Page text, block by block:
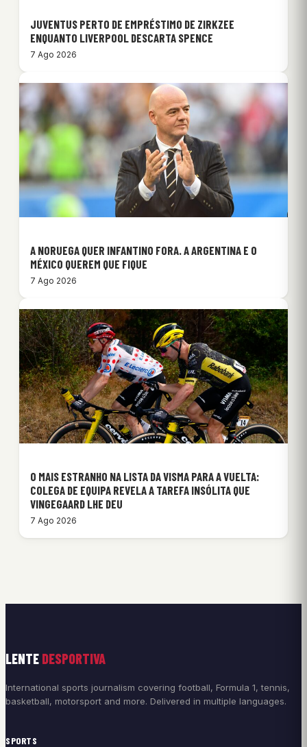
JUVENTUS PERTO DE EMPRÉSTIMO DE ZIRKZEE
ENQUANTO LIVERPOOL DESCARTA SPENCE
7 Ago 2026
A NORUEGA QUER INFANTINO FORA. A ARGENTINA E O
MÉXICO QUEREM QUE FIQUE
7 Ago 2026
O MAIS ESTRANHO NA LISTA DA VISMA PARA A VUELTA:
COLEGA DE EQUIPA REVELA A TAREFA INSÓLITA QUE
VINGEGAARD LHE DEU
7 Ago 2026
LENTE DESPORTIVA
International sports journalism covering football, Formula 1, tennis,
basketball, motorsport and more. Delivered in multiple languages.
SPORTS